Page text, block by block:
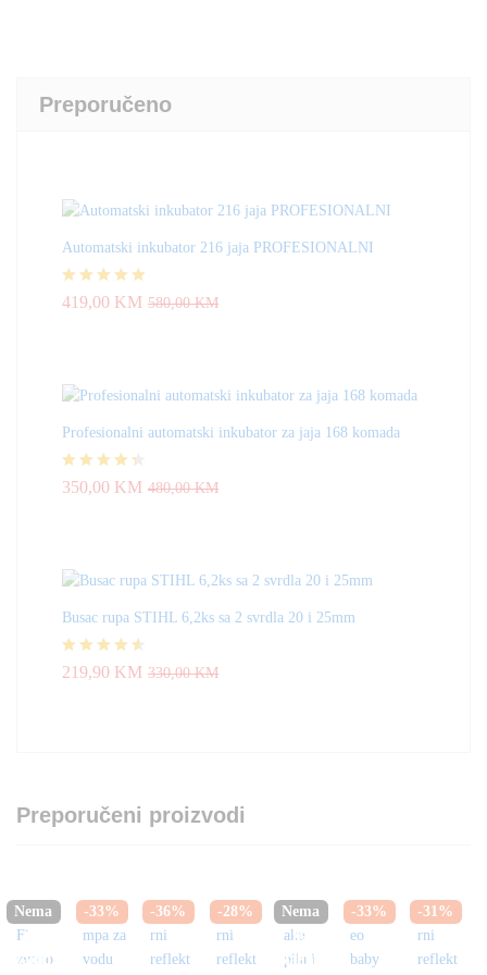
Preporučeno
Automatski inkubator 216 jaja PROFESIONALNI
Ocjenjeno
419,00 KM 580,00KM
Profesionalni automatski inkubator za jaja 168 komada
Ocjenjeno
350,00 KM 480,00KM
Busac rupa STIHL 6,2ks sa 2 svrdla 20 i 25mm
Ocjenjeno
219,90 KM 330,00KM
Preporučeni proizvodi
Nema
na
zalihi
-33% -36% -28%
Nema
na
zalihi
-33% -31 %